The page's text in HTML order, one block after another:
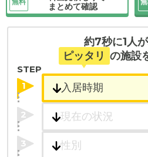
まとめて確認
約7秒に1人
ピッタリ の施設
STEP
1
2
3